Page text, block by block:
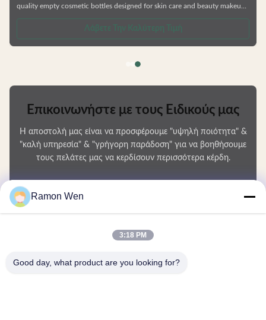
quality empty cosmetic bottles designed for skin care and beauty makeup
Manufactured from durable, environmentally friendly materials that resist
deformation and are fully recyclable. Available in Multiple Capacities
Λάβετε Την Καλύτερη Τιμή
Επικοινωνήστε με τους Ειδικούς μας
Η αποστολή μας είναι να προσφέρουμε "υψηλή ποιότητα" &
"καλή υπηρεσία" & "γρήγορη παράδοση" για να βοηθήσουμε
τους πελάτες μας να κερδίσουν περισσότερα κέρδη.
Το Όνομά Σας
Ramon Wen
3:18 PM
Good day, what product are you looking for?